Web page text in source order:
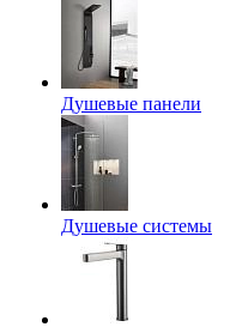
Душевые панели
Душевые системы